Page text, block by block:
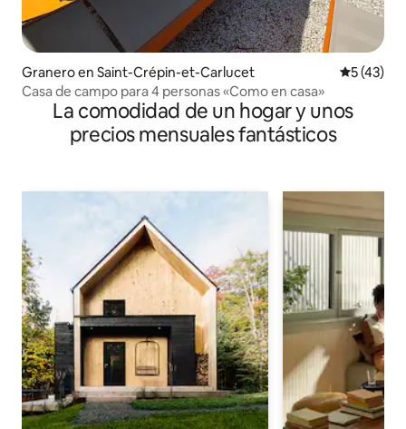
Granero en Saint-Crépin-et-Carlucet
5 (43)
Casa de campo para 4 personas «Como en casa»
La comodidad de un hogar y unos
precios mensuales fantásticos